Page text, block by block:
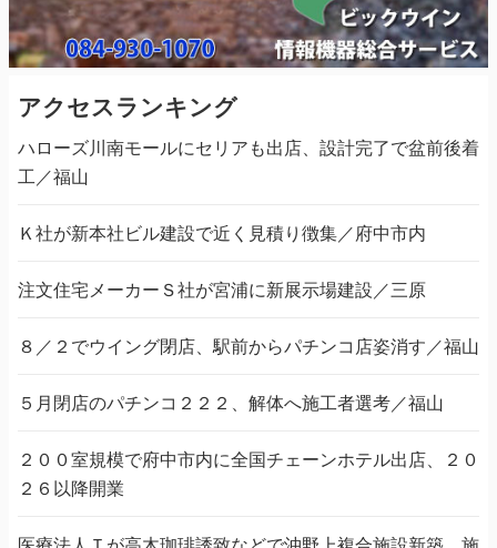
アクセスランキング
ハローズ川南モールにセリアも出店、設計完了で盆前後着
工／福山
Ｋ社が新本社ビル建設で近く見積り徴集／府中市内
注文住宅メーカーＳ社が宮浦に新展示場建設／三原
８／２でウイング閉店、駅前からパチンコ店姿消す／福山
５月閉店のパチンコ２２２、解体へ施工者選考／福山
２００室規模で府中市内に全国チェーンホテル出店、２０
２６以降開業